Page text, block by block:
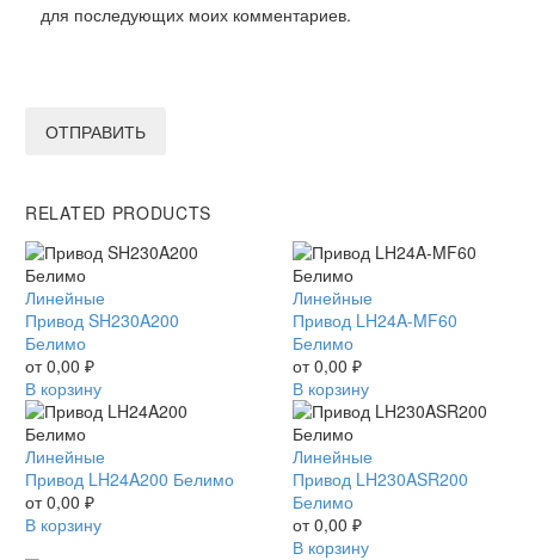
для последующих моих комментариев.
ОТПРАВИТЬ
RELATED PRODUCTS
Привод
SH230A200
Белимо
Линейные
Привод SH230A200
Белимо
от0,00 ₽
В корзину
Привод
LH24A-
MF60
Белимо
Линейные
Привод LH24A-MF60
Белимо
от0,00 ₽
В корзину
Привод
LH24A200
Белимо
Линейные
Привод LH24A200 Белимо
от0,00 ₽
В корзину
Привод
LH230ASR200
Белимо
Линейные
Привод LH230ASR200
Белимо
от0,00 ₽
В корзину